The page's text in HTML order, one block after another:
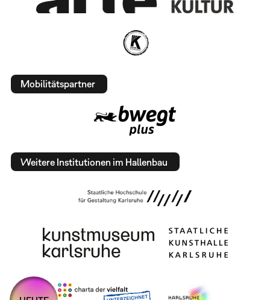
Mobilitätspartner
Weitere Institutionen im Hallenbau